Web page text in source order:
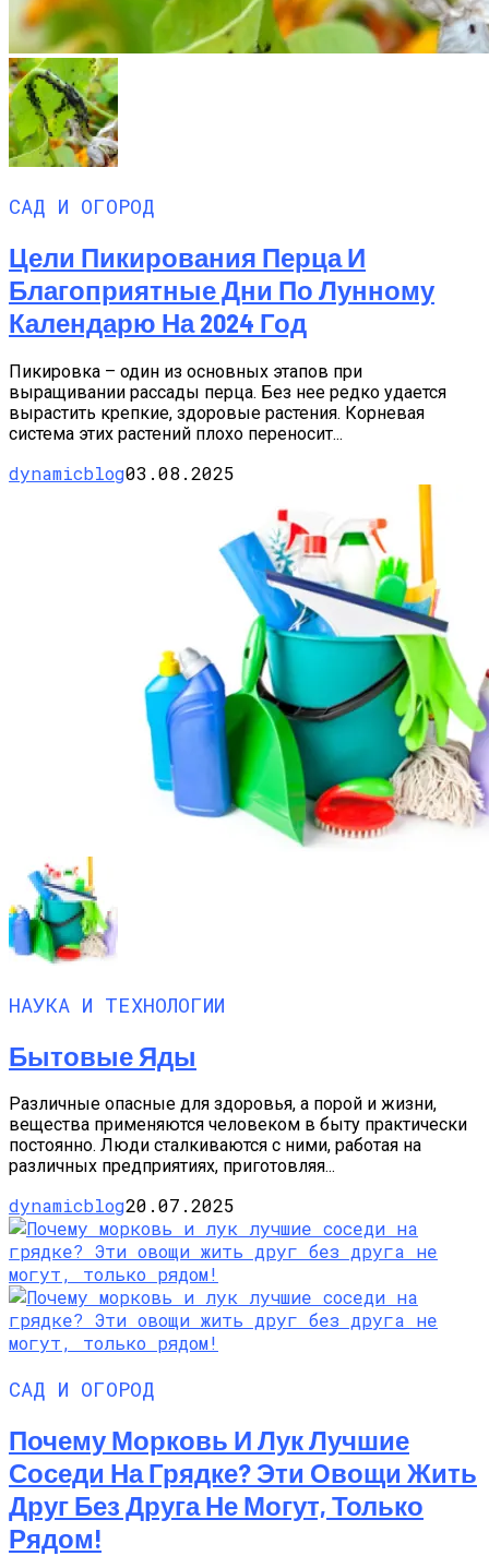
САД И ОГОРОД
Цели Пикирования Перца И
Благоприятные Дни По Лунному
Календарю На 2024 Год
Пикировка – один из основных этапов при
выращивании рассады перца. Без нее редко удается
вырастить крепкие, здоровые растения. Корневая
система этих растений плохо переносит...
dynamicblog03.08.2025
НАУКА И ТЕХНОЛОГИИ
Бытовые Яды
Различные опасные для здоровья, а порой и жизни,
вещества применяются человеком в быту практически
постоянно. Люди сталкиваются с ними, работая на
различных предприятиях, приготовляя...
dynamicblog20.07.2025
САД И ОГОРОД
Почему Морковь И Лук Лучшие
Соседи На Грядке? Эти Овощи Жить
Друг Без Друга Не Могут, Только
Рядом!